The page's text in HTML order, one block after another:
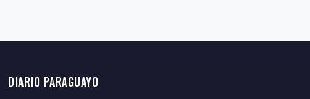
DIARIO PARAGUAYO